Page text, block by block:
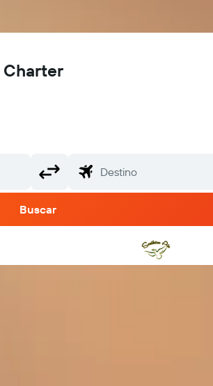
Charter
Buscar